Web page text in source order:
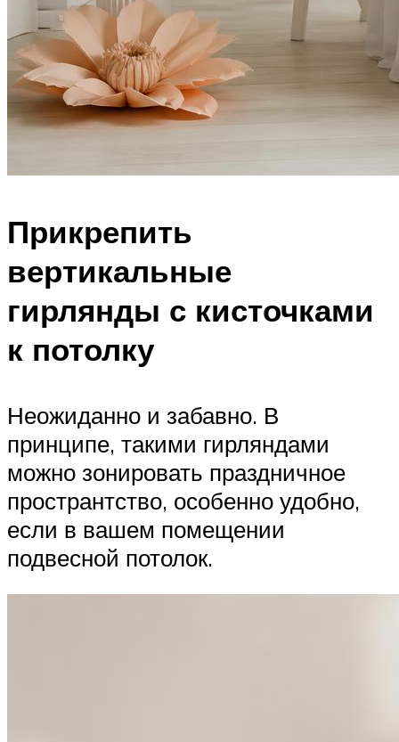
Прикрепить
вертикальные
гирлянды с кисточками
к потолку
Неожиданно и забавно. В
принципе, такими гирляндами
можно зонировать праздничное
пространтство, особенно удобно,
если в вашем помещении
подвесной потолок.